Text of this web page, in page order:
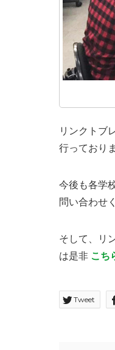
リンクトブ
行っており
今後も各学
問い合わせ
そして、リ
は是非 こち
Tweet